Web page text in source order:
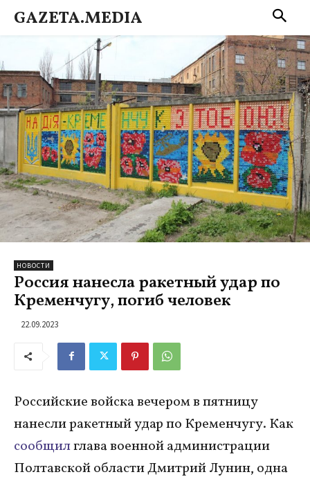
GAZETA.MEDIA
НОВОСТИ
Россия нанесла ракетный удар по
Кременчугу, погиб человек
22.09.2023
Российские войска вечером в пятницу
нанесли ракетный удар по Кременчугу. Как
сообщилглава военной администрации
Полтавской области Дмитрий Лунин, одна